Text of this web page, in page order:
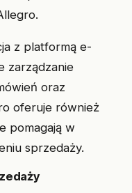
z platformą e-
zarządzanie
oraz
oferuje również
pomagają w
sprzedaży.